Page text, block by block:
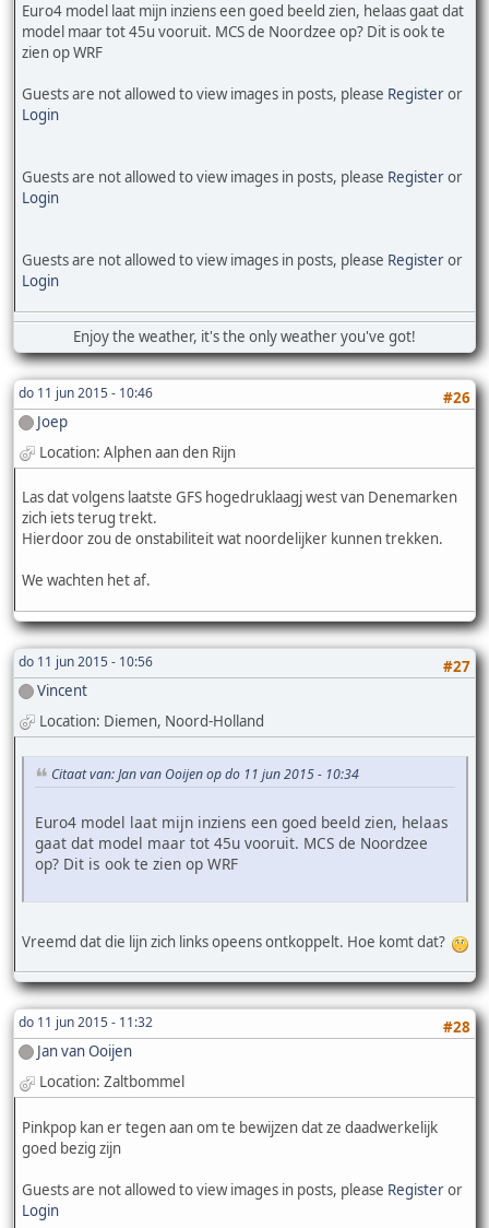
Euro4 model laat mijn inziens een goed beeld zien, helaas gaat dat
model maar tot 45u vooruit. MCS de Noordzee op? Dit is ook te
zien op WRF
Guests are not allowed to view images in posts, please Registeror
Login
Guests are not allowed to view images in posts, please Registeror
Login
Guests are not allowed to view images in posts, please Registeror
Login
Enjoy the weather, it's the only weather you've got!
do 11 jun 2015 - 10:46
#26
Joep
Location: Alphen aan den Rijn
Las dat volgens laatste GFS hogedruklaagj west van Denemarken
zich iets terug trekt.
Hierdoor zou de onstabiliteit wat noordelijker kunnen trekken.
We wachten het af.
do 11 jun 2015 - 10:56
#27
Vincent
Location: Diemen, Noord-Holland
Citaat van: Jan van Ooijen op do 11 jun 2015 - 10:34
Euro4 model laat mijn inziens een goed beeld zien, helaas
gaat dat model maar tot 45u vooruit. MCS de Noordzee
op? Dit is ook te zien op WRF
Vreemd dat die lijn zich links opeens ontkoppelt. Hoe komt dat?
do 11 jun 2015 - 11:32
#28
Jan van Ooijen
Location: Zaltbommel
Pinkpop kan er tegen aan om te bewijzen dat ze daadwerkelijk
goed bezig zijn
Guests are not allowed to view images in posts, please Registeror
Login